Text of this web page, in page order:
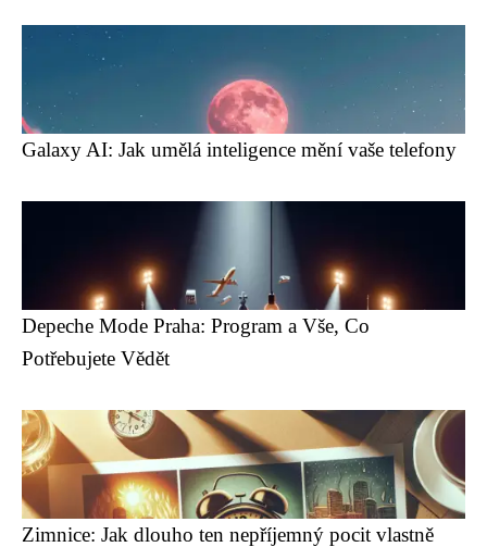
Galaxy AI: Jak umělá inteligence mění vaše telefony
Depeche Mode Praha: Program a Vše, Co
Potřebujete Vědět
Zimnice: Jak dlouho ten nepříjemný pocit vlastně